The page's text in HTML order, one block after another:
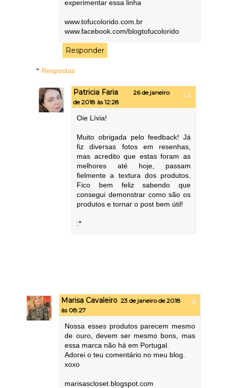
experimentar essa linha
www.tofucolorido.com.br
www.facebook.com/blogtofucolorido
Responder
Respostas
Patricia Faria
26 de janeiro
de 2018 às 12:28
Oie Lívia!
Muito obrigada pelo feedback! Já
fiz diversas fotos em resenhas,
mas acredito que estas foram as
melhores até hoje, passam
fielmente a textura dos produtos.
Fico bem feliz sabendo que
consegui demonstrar como são os
produtos e tornar o post bem útil!
:*
Marisa Cavaleiro 23 de janeiro de 2018
às 08:27
Nossa esses produtos parecem mesmo
de ouro, devem ser mesmo bons, mas
essa marca não há em Portugal.
Adorei o teu comentário no meu blog.
xoxo
marisascloset.blogspot.com